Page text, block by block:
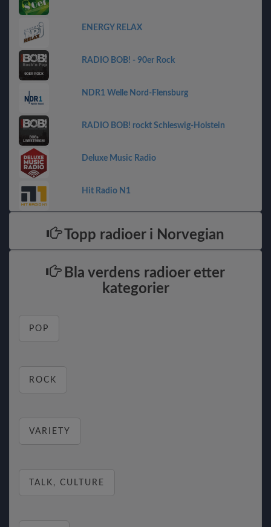
ENERGY RELAX
RADIO BOB! - 90er Rock
NDR1 Welle Nord-Flensburg
RADIO BOB! rockt Schleswig-Holstein
Deluxe Music Radio
Hit Radio N1
Topp radioer i Norvegian
Bla verdens radioer etter
kategorier
POP
ROCK
VARIETY
TALK, CULTURE